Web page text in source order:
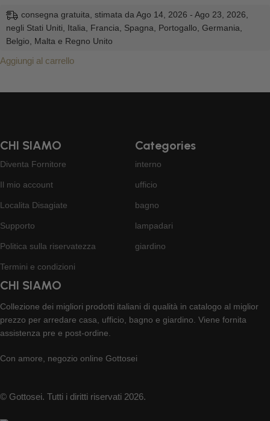
consegna gratuita, stimata da Ago 14, 2026 - Ago 23, 2026,
negli Stati Uniti, Italia, Francia, Spagna, Portogallo, Germania,
Belgio, Malta e Regno Unito
Aggiungi al carrello
CHI SIAMO
Diventa Fornitore
Il mio account
Localita Disagiate
Supporto
Politica sulla riservatezza
Termini e condizioni
Categories
interno
ufficio
bagno
lampadari
giardino
CHI SIAMO
Collezione dei migliori prodotti italiani di qualità in catalogo al miglior
prezzo per arredare casa, ufficio, bagno e giardino. Viene fornita
assistenza pre e post-ordine.
Con amore, negozio online Gottosei
© Gottosei. Tutti i diritti riservati 2026.